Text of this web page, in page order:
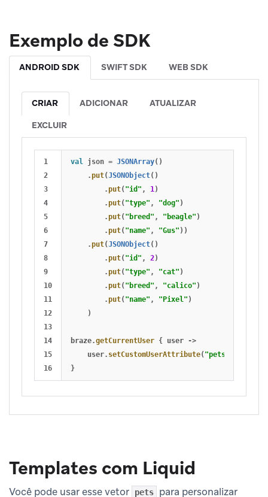
Exemplo de SDK
ANDROID SDK SWIFT SDK WEB SDK
CRIAR ADICIONAR ATUALIZAR
EXCLUIR
1
2
3
4
5
6
7
8
9
10
11
12
13
14
15
val json = JSONArray()
.put(JSONObject()
.put( "id" , 1)
.put( "type" , "dog" )
.put( "breed" , "beagle" )
.put( "name" , "Gus" ))
.put(JSONObject()
.put( "id" , 2)
.put( "type" , "cat" )
.put( "breed" , "calico" )
.put( "name" , "Pixel" )
)
braze.getCurrentUser { user ->
user. setCustomUserAttribute( "pets"
}
Templates com Liquid
Você pode usar esse vetor pets para personalizar